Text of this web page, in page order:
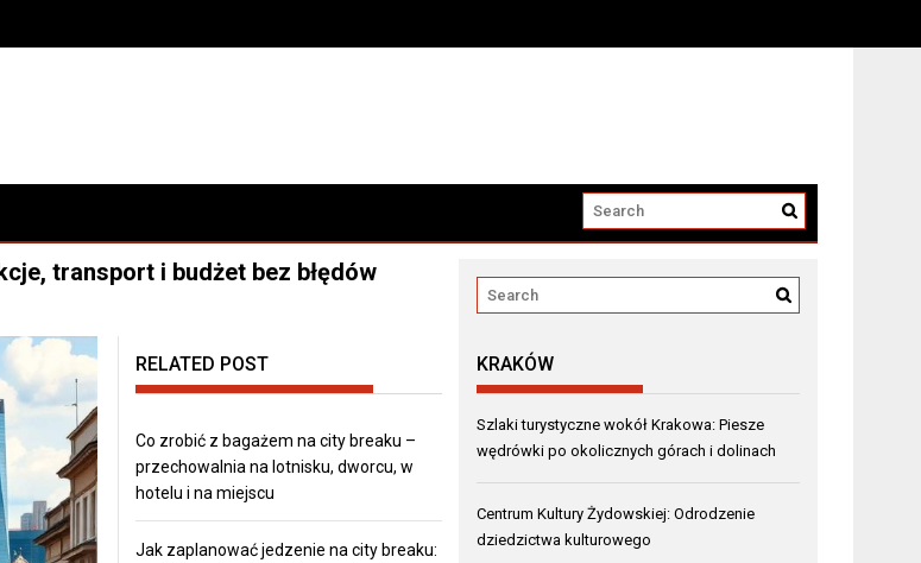
lotnisku, dworcu, w hotelu i na miejscu
transport i budżet bez błędów
RELATED POST
Co zrobić z bagażem na city breaku –
przechowalnia na lotnisku, dworcu, w
hotelu i na miejscu
Jak zaplanować jedzenie na city breaku:
KRAKÓW
Szlaki turystyczne wokół Krakowa: Piesze
wędrówki po okolicznych górach i dolinach
Centrum Kultury Żydowskiej: Odrodzenie
dziedzictwa kulturowego